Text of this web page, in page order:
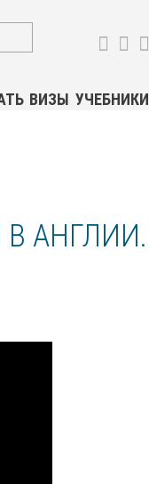
ВИЗЫ УЧЕБНИКИ
АНГЛИИ.